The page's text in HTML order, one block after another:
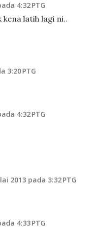
4:32 PTG
kena latih lagi ni..
3:20 PTG
4:32 PTG
2013 pada 3:32 PTG
4:33 PTG